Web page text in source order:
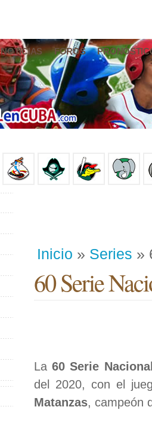
NOTICIAS FOROS
Inicio » Series »
60 Serie
La60 Serie
del 2020, con el
Matanzas, campeón